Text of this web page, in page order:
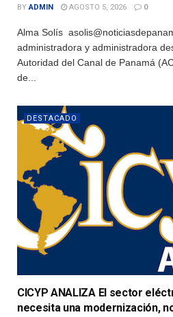
BY ADMIN AGOSTO 5, 2026 0
Alma Solís
administradora y administradora
Autoridad del Canal de Panamá
de...
DESTACADO
CICYP ANALIZA El sector
necesita una modernización,